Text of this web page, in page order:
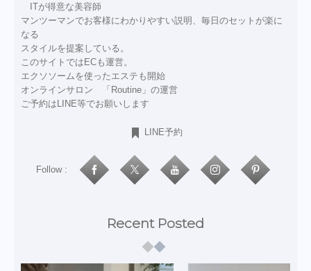
ITが得意な美容師
マンツーマンでお客様にわかりやすい説明、毎日のセットが楽に
なる
スタイルを提案している。
このサイトではECも運営。
エクソソームを使ったエステも開始
オンラインサロン 「Routine」の運営
ご予約はLINE等でお願いします
LINE予約
Follow :
Recent Posted